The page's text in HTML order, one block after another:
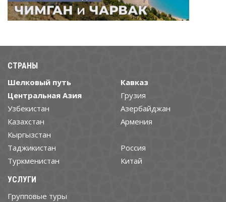
СТРАНЫ
Шелковый путь
Центральная Азия
Узбекистан
Казахстан
Кыргызстан
Таджикистан
Туркменистан
Кавказ
Грузия
Азербайджан
Армения
Россия
Китай
УСЛУГИ
Групповые туры